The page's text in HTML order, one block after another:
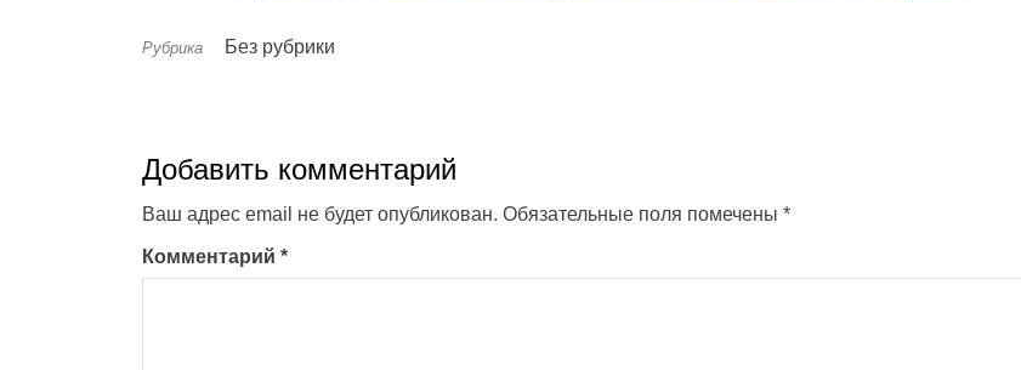
Рубрика Без рубрики
Добавить комментарий
Ваш адрес email не будет опубликован. Обязательные поля помечены *
Комментарий *